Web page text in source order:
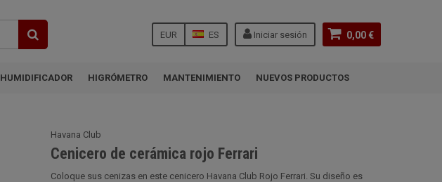
0,00 €
Iniciar sesión
ES
EUR
HUMIDIFICADOR HIGRÓMETRO MANTENIMIENTO NUEVOS PRODUCTOS
Havana Club
Cenicero de cerámica rojo Ferrari
Coloque sus cenizas en este cenicero Havana Club Rojo Ferrari. Su diseño es